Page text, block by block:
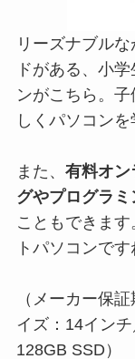
リーズナブル
ドがある、小
ンがこちら。
しくパソコンを
また、 有料オン
グやプログラ
こともできま
トパソコンです
（メーカー保
イズ：14イン
128GB SSD）